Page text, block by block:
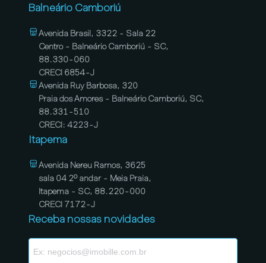
Balneário Camboriú
Avenida Brasil, 3322 - Sala 22
Centro - Balneário Camboriú - SC,
88.330-060
CRECI 6854-J
Avenida Ruy Barbosa, 320
Praia dos Amores - Balneário Camboriú, SC,
88.331-510
CRECI: 4223-J
Itapema
Avenida Nereu Ramos, 3625
sala 04 2º andar - Meia Praia,
Itapema - SC, 88.220-000
CRECI 7172-J
Receba nossas novidades